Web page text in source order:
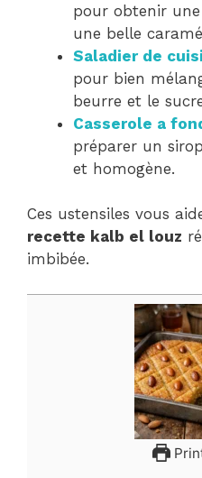
pour obtenir
une belle
Saladier de
pour bien
beurre et le
Casserole a
préparer un
et homogène.
Ces ustensiles vous
recette kalb el louz
imbibée.